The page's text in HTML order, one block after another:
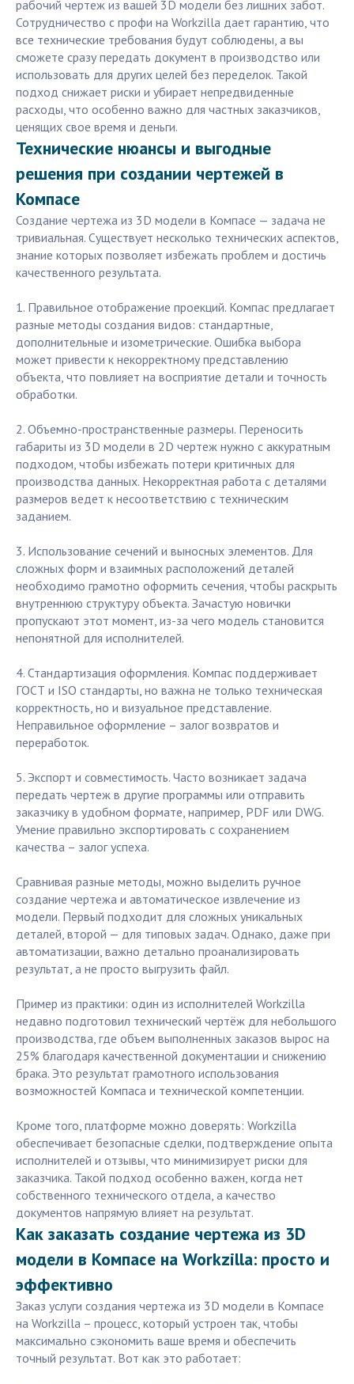
рабочий чертеж из вашей 3D модели без лишних забот.
Сотрудничество с профи на Workzilla дает гарантию, что
все технические требования будут соблюдены, а вы
сможете сразу передать документ в производство или
использовать для других целей без переделок. Такой
подход снижает риски и убирает непредвиденные
расходы, что особенно важно для частных заказчиков,
ценящих свое время и деньги.
Технические нюансы и выгодные
решения при создании чертежей в
Компасе
Создание чертежа из 3D модели в Компасе — задача не
тривиальная. Существует несколько технических аспектов,
знание которых позволяет избежать проблем и достичь
качественного результата.
1. Правильное отображение проекций. Компас предлагает
разные методы создания видов: стандартные,
дополнительные и изометрические. Ошибка выбора
может привести к некорректному представлению
объекта, что повлияет на восприятие детали и точность
обработки.
2. Объемно-пространственные размеры. Переносить
габариты из 3D модели в 2D чертеж нужно с аккуратным
подходом, чтобы избежать потери критичных для
производства данных. Некорректная работа с деталями
размеров ведет к несоответствию с техническим
заданием.
3. Использование сечений и выносных элементов. Для
сложных форм и взаимных расположений деталей
необходимо грамотно оформить сечения, чтобы раскрыть
внутреннюю структуру объекта. Зачастую новички
пропускают этот момент, из-за чего модель становится
непонятной для исполнителей.
4. Стандартизация оформления. Компас поддерживает
ГОСТ и ISO стандарты, но важна не только техническая
корректность, но и визуальное представление.
Неправильное оформление – залог возвратов и
переработок.
5. Экспорт и совместимость. Часто возникает задача
передать чертеж в другие программы или отправить
заказчику в удобном формате, например, PDF или DWG.
Умение правильно экспортировать с сохранением
качества – залог успеха.
Сравнивая разные методы, можно выделить ручное
создание чертежа и автоматическое извлечение из
модели. Первый подходит для сложных уникальных
деталей, второй — для типовых задач. Однако, даже при
автоматизации, важно детально проанализировать
результат, а не просто выгрузить файл.
Пример из практики: один из исполнителей Workzilla
недавно подготовил технический чертёж для небольшого
производства, где объем выполненных заказов вырос на
25% благодаря качественной документации и снижению
брака. Это результат грамотного использования
возможностей Компаса и технической компетенции.
Кроме того, платформе можно доверять: Workzilla
обеспечивает безопасные сделки, подтверждение опыта
исполнителей и отзывы, что минимизирует риски для
заказчика. Такой подход особенно важен, когда нет
собственного технического отдела, а качество
документов напрямую влияет на результат.
Как заказать создание чертежа из 3D
модели в Компасе на Workzilla: просто и
эффективно
Заказ услуги создания чертежа из 3D модели в Компасе
на Workzilla – процесс, который устроен так, чтобы
максимально сэкономить ваше время и обеспечить
точный результат. Вот как это работает: